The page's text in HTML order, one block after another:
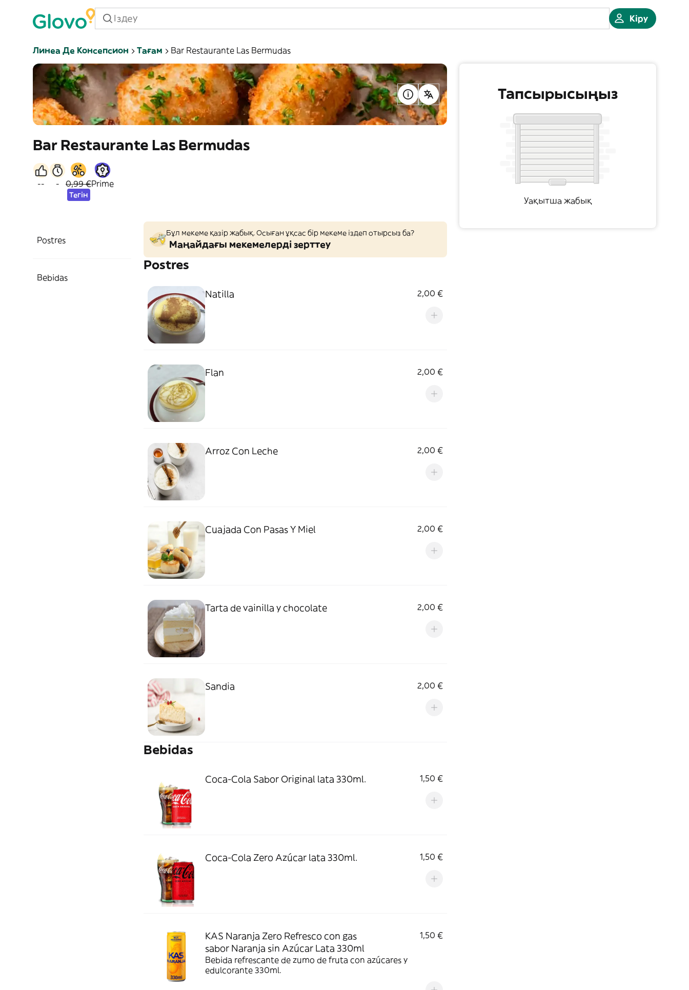
Кіру
Линеа Де Консепсион Тағам Bar Restaurante Las Bermudas
Bar Restaurante Las Bermudas
-- - 0,99 €
Тегін
Prime
Postres
Bebidas
Бұл мекеме қазір жабық. Осыған ұқсас бір мекеме іздеп отырсыз ба?
Маңайдағы мекемелерді зерттеу
Postres
Natilla 2,00 €
Flan 2,00 €
Arroz Con Leche 2,00 €
Cuajada Con Pasas Y Miel 2,00 €
Tarta de vainilla y chocolate 2,00 €
Sandia 2,00 €
Bebidas
Coca-Cola Sabor Original lata 330ml. 1,50 €
Coca-Cola Zero Azúcar lata 330ml. 1,50 €
KAS Naranja Zero Refresco con gas
sabor Naranja sin Azúcar Lata 330ml
1,50 €
Bebida refrescante de zumo de fruta con azúcares y
edulcorante 330ml.
Тапсырысыңыз
Уақытша жабық